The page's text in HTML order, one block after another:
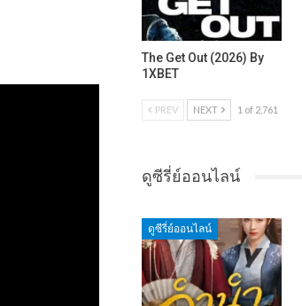
The Get Out (2026) By
1XBET
PREV NEXT 1 of 2,761
ดูซีรี่ย์ออนไลน์
ดูซีรี่ย์ออนไลน์